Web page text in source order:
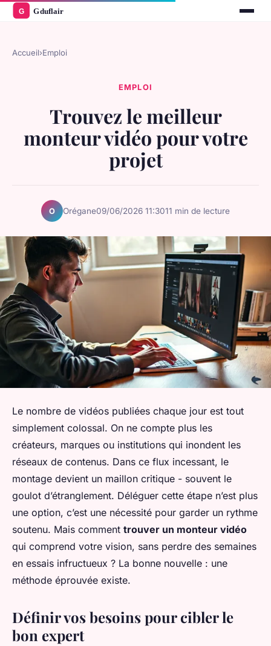
Accueil›Emploi
EMPLOI
Trouvez le meilleur
monteur vidéo pour votre
projet
O Orégane09/06/2026 11:3011 min de lecture
Le nombre de vidéos publiées chaque jour est tout
simplement colossal. On ne compte plus les
créateurs, marques ou institutions qui inondent les
réseaux de contenus. Dans ce flux incessant, le
montage devient un maillon critique - souvent le
goulot d’étranglement. Déléguer cette étape n’est plus
une option, c’est une nécessité pour garder un rythme
soutenu. Mais comment trouver un monteur vidéo
qui comprend votre vision, sans perdre des semaines
en essais infructueux ? La bonne nouvelle : une
méthode éprouvée existe.
Définir vos besoins pour cibler le
bon expert